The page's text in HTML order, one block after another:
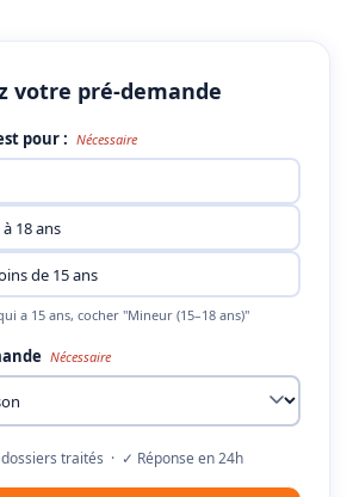
votre pré-demande
pour : Nécessaire
18 ans
de 15 ans
a 15 ans, cocher "Mineur (15–18 ans)"
Nécessaire
traités · ✓ Réponse en 24h